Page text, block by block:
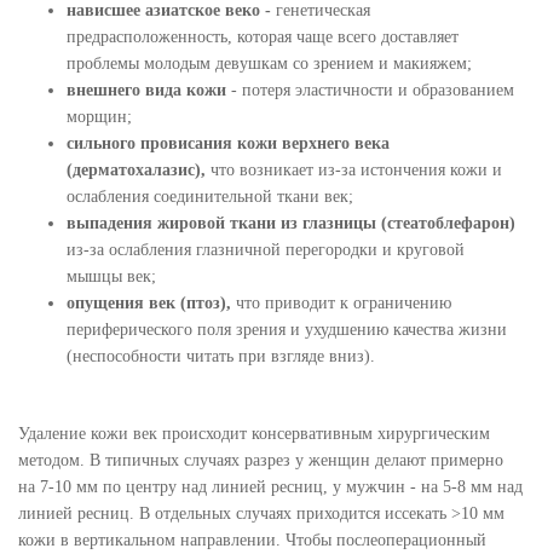
нависшее азиатское веко - генетическая
предрасположенность, которая чаще всего доставляет
проблемы молодым девушкам со зрением и макияжем;
внешнего вида кожи - потеря эластичности и образованием
морщин;
сильного провисания кожи верхнего века
(дерматохалазис), что возникает из-за истончения кожи и
ослабления соединительной ткани век;
выпадения жировой ткани из глазницы (стеатоблефарон)
из-за ослабления глазничной перегородки и круговой
мышцы век;
опущения век (птоз), что приводит к ограничению
периферического поля зрения и ухудшению качества жизни
(неспособности читать при взгляде вниз).
Удаление кожи век происходит консервативным хирургическим
методом. В типичных случаях разрез у женщин делают примерно
на 7-10 мм по центру над линией ресниц, у мужчин - на 5-8 мм над
линией ресниц. В отдельных случаях приходится иссекать >10 мм
кожи в вертикальном направлении. Чтобы послеоперационный